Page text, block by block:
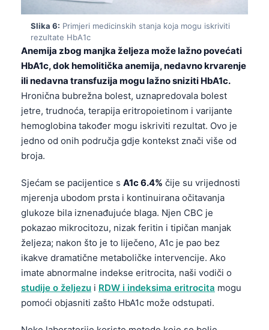
Slika 6: Primjeri medicinskih stanja koja mogu iskriviti
rezultate HbA1c
Anemija zbog manjka željeza može lažno povećati
HbA1c, dok hemolitička anemija, nedavno krvarenje
ili nedavna transfuzija mogu lažno sniziti HbA1c.
Hronična bubrežna bolest, uznapredovala bolest
jetre, trudnoća, terapija eritropoietinom i varijante
hemoglobina također mogu iskriviti rezultat. Ovo je
jedno od onih područja gdje kontekst znači više od
broja.
Sjećam se pacijentice s A1c 6.4% čije su vrijednosti
mjerenja ubodom prsta i kontinuirana očitavanja
glukoze bila iznenađujuće blaga. Njen CBC je
pokazao mikrocitozu, nizak feritin i tipičan manjak
željeza; nakon što je to liječeno, A1c je pao bez
ikakve dramatične metaboličke intervencije. Ako
imate abnormalne indekse eritrocita, naši vodiči o
studije o željezu i RDW i indeksima eritrocita mogu
pomoći objasniti zašto HbA1c može odstupati.
Eesti
日本語
Čeština
ქართული
Русский
Lietuvių kalba
Polski
Magyar
Shqip
বাংলা
اردو
मराठी
తెలుగు
தமிழ்